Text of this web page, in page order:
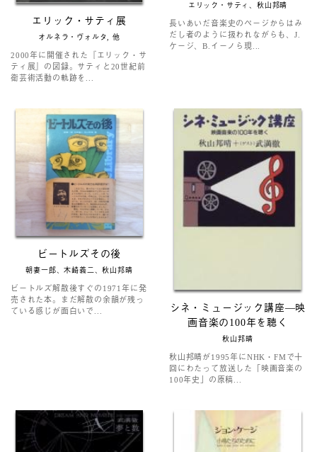
エリック・サティ展
オルネラ・ヴォルタ, 他
2000年に開催された『エリック・サ
ティ展』の図録。サティと20世紀前
衛芸術活動の軌跡を...
エリック・サティ、秋山邦晴
長いあいだ音楽史のページからはみ
だし者のように扱われながらも、J.
ケージ、B.イーノら現...
ビートルズその後
朝妻一郎、木崎義二、秋山邦晴
ビートルズ解散後すぐの1971年に発
売された本。まだ解散の余韻が残っ
ている感じが面白いで...
シネ・ミュージック講座―映
画音楽の100年を聴く
秋山邦晴
秋山邦晴が1995年にNHK・FMで十
回にわたって放送した「映画音楽の
100年史」の原稿...